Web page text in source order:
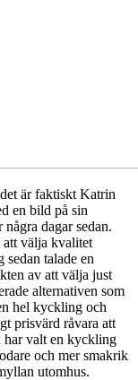
är faktiskt Katrin
en bild på sin
dagar sedan.
att välja kvalitet
talade en
av att välja just
alternativen som
hel kyckling och
prisvärd råvara att
har valt en kyckling
och mer smakrik
utomhus.